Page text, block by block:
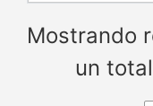
Mostrando
un